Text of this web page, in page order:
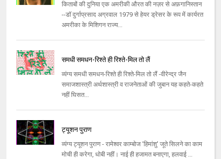
किताबों की दुनिया एक अमरीकी औरत की नज़र से अफ़गानिस्तान
--डॉ दुर्गाप्रसाद अग्रवाल 1979 से हेयर ड्रेसर के रूप में कार्यरत
अमरीका के मिशिगन राज्य...
समधी समधन-रिश्ते ही रिश्ते-मिल तो लैं
व्यंग्य समधी समधन-रिश्ते ही रिश्ते-मिल तो लैं -वीरेन्द्र जैन
समाजशास्त्री अर्थशास्त्री व राजनेताओं की जुबान यह कहते-कहते
नहीं घिसत...
ट्यूशन पुराण
व्यंग्य ट्यूशन पुराण - रामेश्वर काम्बोज ‘हिमांशु' जूते सिलने का काम
मोची ही करेगा, धोबी नहीं। नाई ही हजामत बनाएगा, हलवाई ...